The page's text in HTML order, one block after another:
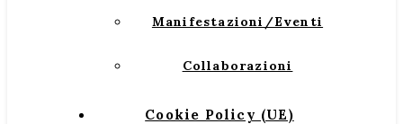
Manifestazioni/Eventi
Collaborazioni
Cookie Policy (UE)